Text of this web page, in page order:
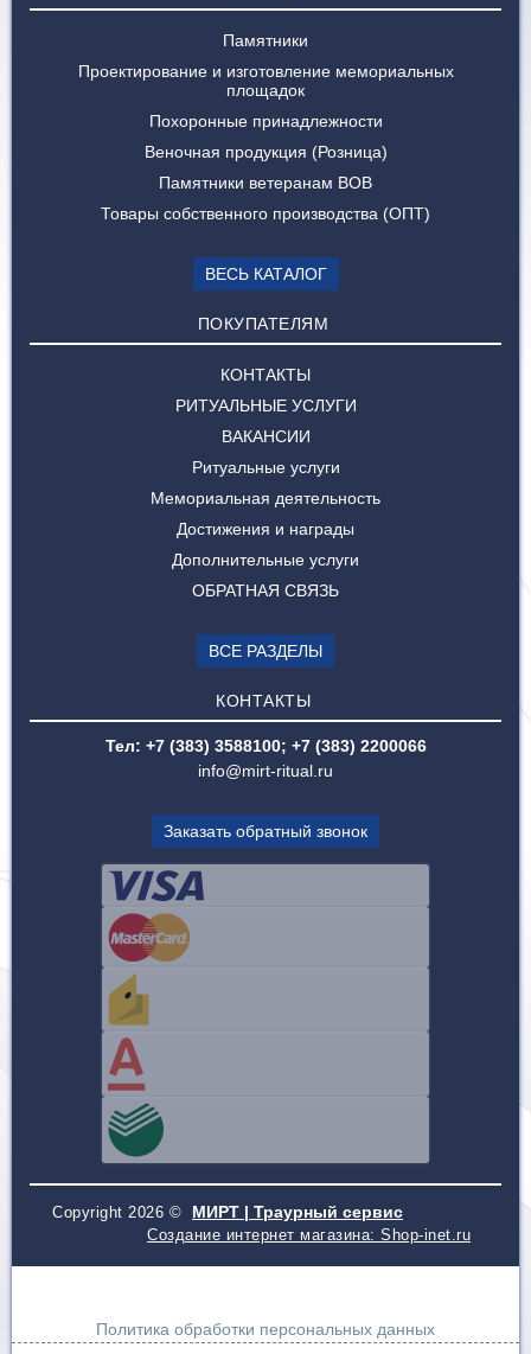
Памятники
Проектирование и изготовление мемориальных
площадок
Похоронные принадлежности
Веночная продукция (Розница)
Памятники ветеранам ВОВ
Товары собственного производства (ОПТ)
ВЕСЬ КАТАЛОГ
ПОКУПАТЕЛЯМ
КОНТАКТЫ
РИТУАЛЬНЫЕ УСЛУГИ
ВАКАНСИИ
Ритуальные услуги
Мемориальная деятельность
Достижения и награды
Дополнительные услуги
ОБРАТНАЯ СВЯЗЬ
ВСЕ РАЗДЕЛЫ
КОНТАКТЫ
Тел: +7 (383) 3588100; +7 (383) 2200066
info@mirt-ritual.ru
Заказать обратный звонок
Copyright 2026 © МИРТ | Траурный сервис
Создание интернет магазина: Shop-inet.ru
Политика обработки персональных данных